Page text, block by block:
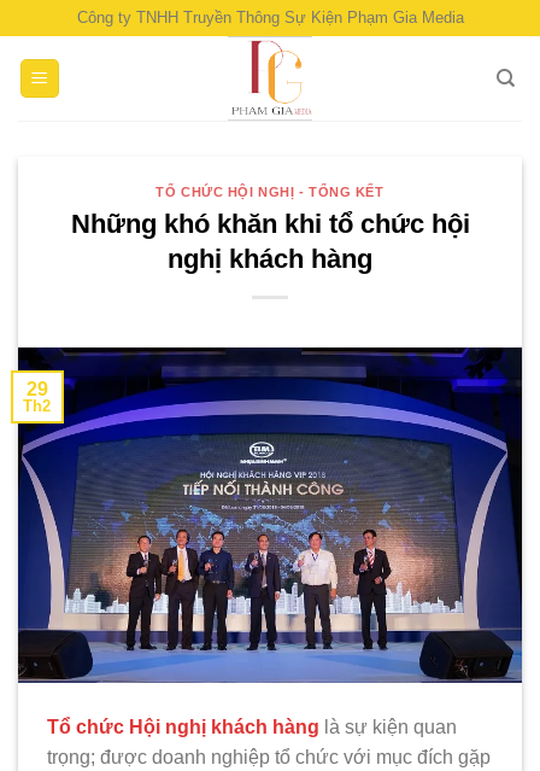
content
Công ty TNHH Truyền Thông Sự Kiện Phạm Gia Media
TỔ CHỨC HỘI NGHỊ - TỔNG KẾT
Những khó khăn khi tổ chức hội
nghị khách hàng
29
Th2
Tổ chức Hội nghị khách hàng là sự kiện quan
trọng; được doanh nghiệp tổ chức với mục đích gặp